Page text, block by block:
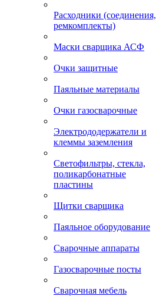
Расходники (соединения,
ремкомплекты)
Маски сварщика АСФ
Очки защитные
Паяльные материалы
Очки газосварочные
Электрододержатели и
клеммы заземления
Светофильтры, стекла,
поликарбонатные
пластины
Щитки сварщика
Паяльное оборудование
Сварочные аппараты
Газосварочные посты
Сварочная мебель